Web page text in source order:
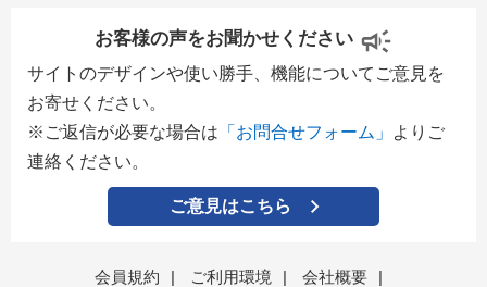
お客様の声をお聞かせください
サイトのデザインや使い勝手、機能についてご意見を
お寄せください。
※ご返信が必要な場合は 「お問合せフォーム」
よりご
連絡ください。
ご意見はこちら
会員規約 | ご利用環境 | 会社概要
|